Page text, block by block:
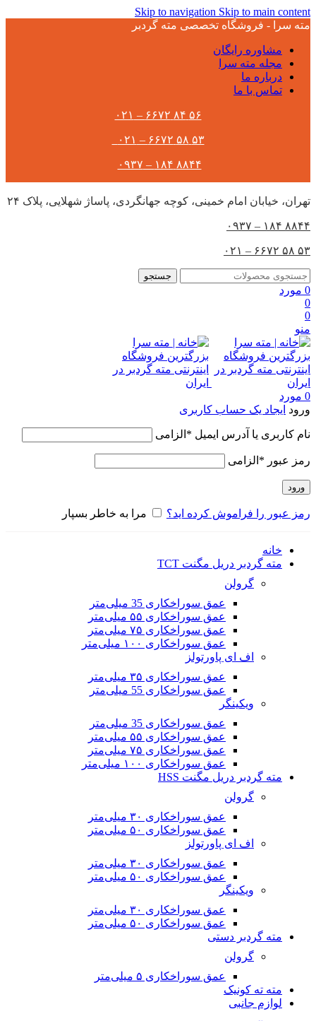
Skip to navigation Skip to main content
مته سرا - فروشگاه تخصصی مته گردبر
مشاوره رایگان
مجله مته سرا
درباره ما
تماس با ما
۵۶ ۸۴ ۶۶۷۲ – ۰۲۱
۵۳ ۵۸ ۶۶۷۲ – ۰۲۱
۸۸۴۴ ۱۸۴ – ۰۹۳۷
تهران،‌ خیابان امام خمینی، کوچه جهانگردی، پاساژ شهلایی، پلاک ۲۴
۸۸۴۴ ۱۸۴ – ۰۹۳۷
۵۳ ۵۸ ۶۶۷۲ – ۰۲۱
جستجو
0 مورد
0
0
منو
0 مورد
ورود ایجاد یک حساب کاربری
نام کاربری یا آدرس ایمیل * الزامی
رمز عبور * الزامی
ورود
رمز عبور را فراموش کرده اید؟ مرا به خاطر بسپار
خانه
مته گردبر دریل مگنت TCT
گرولن
عمق سوراخکاری 35 میلی‌متر
عمق سوراخکاری ۵۵ میلی‌متر
عمق سوراخکاری ۷۵ میلی‌متر
عمق سوراخکاری ۱۰۰ میلی‌متر
اف ای پاورتولز
عمق سوراخکاری ۳۵ میلی‌متر
عمق سوراخکاری 55 میلی‌متر
ویکینگر
عمق سوراخکاری 35 میلی‌متر
عمق سوراخکاری ۵۵ میلی‌متر
عمق سوراخکاری ۷۵ میلی‌متر
عمق سوراخکاری ۱۰۰ میلی‌متر
مته گردبر دریل مگنت HSS
گرولن
عمق سوراخکاری ۳۰ میلی‌متر
عمق سوراخکاری ۵۰ میلی‌متر
اف ای پاورتولز
عمق سوراخکاری ۳۰ میلی‌متر
عمق سوراخکاری ۵۰ میلی‌متر
ویکینگر
عمق سوراخکاری ۳۰ میلی‌متر
عمق سوراخکاری ۵۰ میلی‌متر
مته گردبر دستی
گرولن
عمق سوراخکاری ۵ میلی‌متر
مته ته کونیک
لوازم جانبی